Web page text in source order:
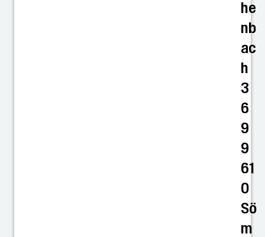
he
nb
ac
h
3
6
9
9
61
0
Sö
m